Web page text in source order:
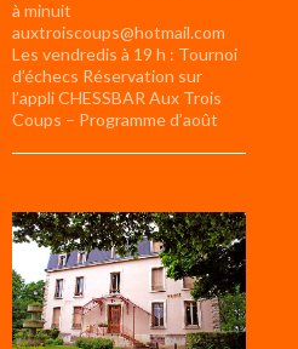
à minuit
auxtroiscoups@hotmail.com
Les vendredis à 19 h : Tournoi
d’échecs Réservation sur
l’appli CHESSBAR Aux Trois
Coups – Programme d’août